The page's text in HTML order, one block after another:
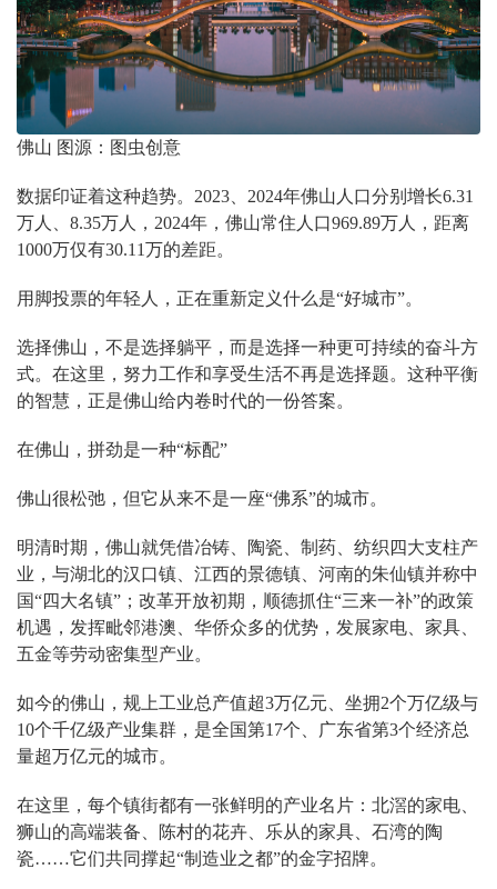
佛山 图源：图虫创意
数据印证着这种趋势。2023、2024年佛山人口分别增长6.31
万人、8.35万人，2024年，佛山常住人口969.89万人，距离
1000万仅有30.11万的差距。
用脚投票的年轻人，正在重新定义什么是“好城市”。
选择佛山，不是选择躺平，而是选择一种更可持续的奋斗方
式。在这里，努力工作和享受生活不再是选择题。这种平衡
的智慧，正是佛山给内卷时代的一份答案。
在佛山，拼劲是一种“标配”
佛山很松弛，但它从来不是一座“佛系”的城市。
明清时期，佛山就凭借冶铸、陶瓷、制药、纺织四大支柱产
业，与湖北的汉口镇、江西的景德镇、河南的朱仙镇并称中
国“四大名镇”；改革开放初期，顺德抓住“三来一补”的政策
机遇，发挥毗邻港澳、华侨众多的优势，发展家电、家具、
五金等劳动密集型产业。
如今的佛山，规上工业总产值超3万亿元、坐拥2个万亿级与
10个千亿级产业集群，是全国第17个、广东省第3个经济总
量超万亿元的城市。
在这里，每个镇街都有一张鲜明的产业名片：北滘的家电、
狮山的高端装备、陈村的花卉、乐从的家具、石湾的陶
瓷……它们共同撑起“制造业之都”的金字招牌。